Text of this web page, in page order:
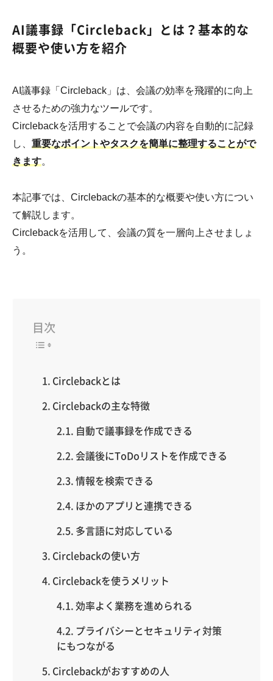
AI議事録「Circleback」とは？基本的な
概要や使い方を紹介
AI議事録「Circleback」は、会議の効率を飛躍的に向上
させるための強力なツールです。
Circlebackを活用することで会議の内容を自動的に記録
し、 重要なポイントやタスクを簡単に整理することがで
きます。
本記事では、Circlebackの基本的な概要や使い方につい
て解説します。
Circlebackを活用して、会議の質を一層向上させましょ
う。
目次
Circlebackとは
Circlebackの主な特徴
自動で議事録を作成できる
会議後にToDoリストを作成できる
情報を検索できる
ほかのアプリと連携できる
多言語に対応している
Circlebackの使い方
Circlebackを使うメリット
効率よく業務を進められる
プライバシーとセキュリティ対策
にもつながる
Circlebackがおすすめの人